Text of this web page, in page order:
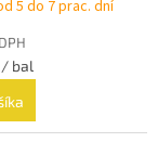
5 do 7 prac. dní
/ bal